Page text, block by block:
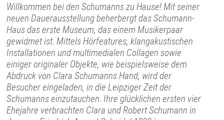
Willkommen bei den Schumanns zu Hause! Mit seiner
neuen Dauerausstellung beherbergt das Schumann-
Haus das erste Museum, das einem Musikerpaar
gewidmet ist. Mittels Hörfeatures, klangakustischen
Installationen und multimedialen Collagen sowie
einiger originaler Objekte, wie beispielsweise dem
Abdruck von Clara Schumanns Hand, wird der
Besucher eingeladen, in die Leipziger Zeit der
Schumanns einzutauchen. Ihre glücklichen ersten vier
Ehejahre verbrachten Clara und Robert Schumann in